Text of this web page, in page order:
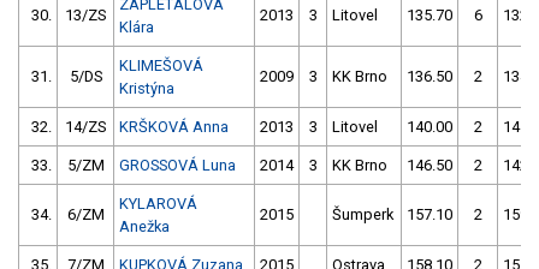
30. 13/ZS
ZAPLETALOVÁ
Klára
2013 3 Litovel 135.70 6
31. 5/DS
KLIMEŠOVÁ
Kristýna
2009 3 KK Brno 136.50 2
32. 14/ZS KRŠKOVÁ Anna 2013 3 Litovel 140.00 2
33. 5/ZM GROSSOVÁ Luna 2014 3 KK Brno 146.50 2
34. 6/ZM
KYLAROVÁ
Anežka
2015 Šumperk 157.10 2
35. 7/ZM KUPKOVÁ Zuzana 2015 Ostrava 158.10 2